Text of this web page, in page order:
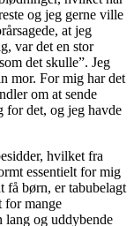
og jeg gerne ville
at jeg
var det en stor
det skulle”. Jeg
mor. For mig har det
om at sende
for det, og jeg havde
hvilket fra
essentielt for mig
få børn, er tabubelagt
for mange
lang og uddybende